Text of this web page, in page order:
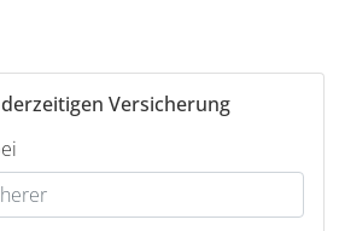
Versicherung